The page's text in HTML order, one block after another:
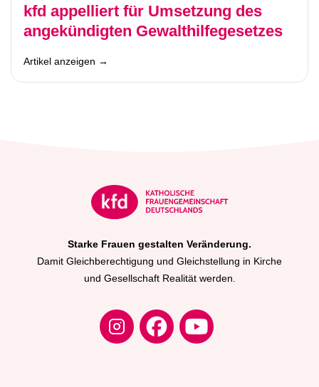
kfd appelliert für Umsetzung des
angekündigten Gewalthilfegesetzes
Artikel anzeigen →
Starke Frauen gestalten Veränderung.
Damit Gleichberechtigung und Gleichstellung in Kirche
und Gesellschaft Realität werden.